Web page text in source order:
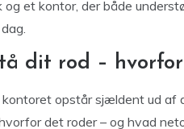
og et kontor, der både
dit rod –
kontoret opstår sjældent ud af
det roder – og hvad